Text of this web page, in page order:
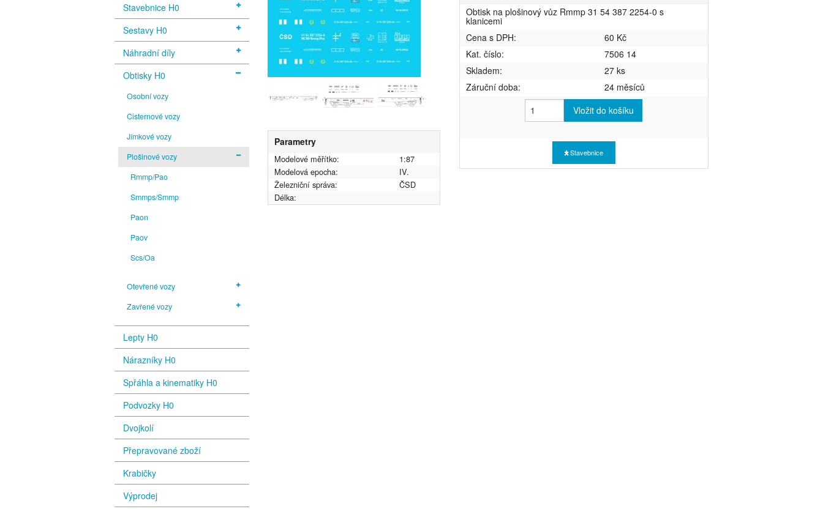
Stavebnice H0
Sestavy H0
Náhradní díly
Obtisky H0
Osobní vozy
Cisternové vozy
Jímkové vozy
Plošinové vozy
Rmmp/Pao
Smmps/Smmp
Paon
Paov
Scs/Oa
Otevřené vozy
Zavřené vozy
Lepty H0
Nárazníky H0
Spřáhla a kinematiky H0
Podvozky H0
Dvojkolí
Přepravované zboží
Krabičky
Výprodej
Parametry
Modelové měřítko:
1:87
Modelová epocha:
IV.
Železniční správa:
ČSD
Délka:
Obtisk na plošinový vůz Rmmp 31 54 387 2254-0 s
klanicemi
Cena s DPH:
60 Kč
Kat. číslo:
7506 14
Skladem:
27 ks
Záruční doba:
24 měsíců
Vložit do košíku
Stavebnice